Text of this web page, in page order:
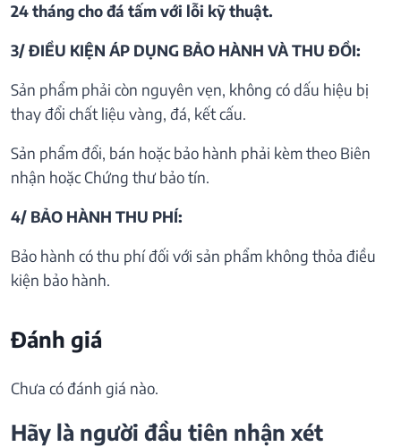
24 tháng cho đá tấm với lỗi kỹ thuật.
3/ ĐIỀU KIỆN ÁP DỤNG BẢO HÀNH VÀ THU ĐỒI:
Sản phẩm phải còn nguyên vẹn, không có dấu hiệu bị
thay đổi chất liệu vàng, đá, kết cấu.
Sản phẩm đổi, bán hoặc bảo hành phải kèm theo Biên
nhận hoặc Chứng thư bảo tín.
4/ BẢO HÀNH THU PHÍ:
Bảo hành có thu phí đối với sản phẩm không thỏa điều
kiện bảo hành.
Đánh giá
Chưa có đánh giá nào.
Hãy là người đầu tiên nhận xét